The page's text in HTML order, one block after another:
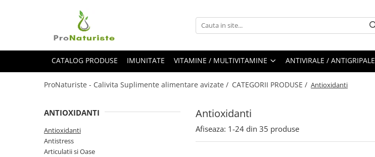
Vitamine / Multivitamine
CATEGORII PRODUSE
Antistress
Articulatii si Oase
Detergenti ECO
Detoxifiere
Digestie buna
CATALOG PRODUSE IMUNITATE VITAMINE / MULTIVITAMINE ANTIVIRALE / ANTIGRIPALE
ProNaturiste - Calivita Suplimente alimentare avizate / CATEGORII PRODUSE / Antioxidanti
Antioxidanti
ANTIOXIDANTI
Antioxidanti
Antistress
Articulatii si Oase
Afiseaza: 1-24 din 35 produse